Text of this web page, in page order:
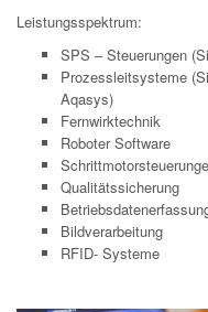
Leistungsspektrum:
SPS – Steuerungen
Prozessleitsysteme
Aqasys)
Fernwirktechnik
Roboter Software
Qualitätssicherung
Bildverarbeitung
RFID- Systeme